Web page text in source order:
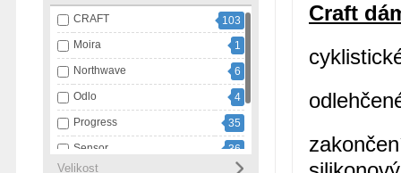
CRAFT
103
Moira
1
Northwave
6
Odlo
4
Progress
35
Sensor
36
Velikost
Craft